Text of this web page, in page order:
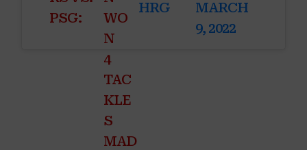
PSG:
WO
N
4
TAC
KLE
S
MAD
HRG
MARCH
9, 2022